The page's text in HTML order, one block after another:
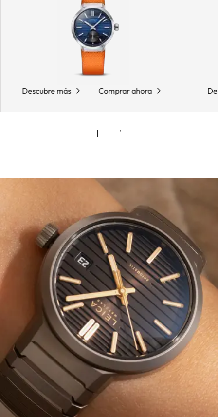
Descubre más Comprar ahora